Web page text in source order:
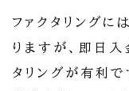
ファクタリング
りますが、即日
タリングが有利で